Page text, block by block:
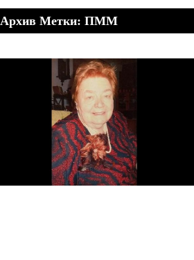
Архив Метки: ПММ